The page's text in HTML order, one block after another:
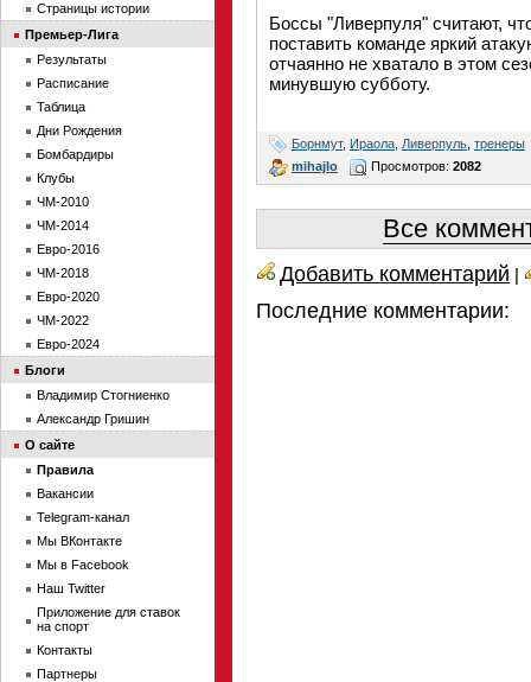
Боссы "Ливерпуля" считают,
поставить команде яркий
отчаянно не хватало в этом
минувшую субботу.
Борнмут, Ираола Ливерпуль тренеры
mihajlo
Просмотров: 2082
Все
Добавить комментарий |
Последние комментарии:
Страницы истории
Премьер-Лига
Результаты
Расписание
Таблица
Дни Рождения
Бомбардиры
Клубы
ЧМ-2010
ЧМ-2014
Евро-2016
ЧМ-2018
Евро-2020
ЧМ-2022
Евро-2024
Блоги
Владимир Стогниенко
Александр Гришин
О сайте
Правила
Вакансии
Telegram-канал
Мы ВКонтакте
Мы в Facebook
Наш Twitter
Приложение для ставок
на спорт
Контакты
Партнеры